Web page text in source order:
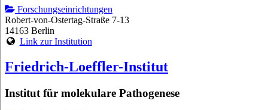
Forschungseinrichtungen
Robert-von-Ostertag-Straße 7-13
14163 Berlin
Link zur Institution
Friedrich-Loeffler-Institut
Institut für molekulare Pathogenese